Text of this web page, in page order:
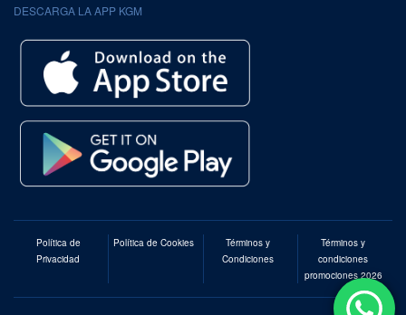
DESCARGA LA APP KGM
Política de
Privacidad
Política de Cookies
Términos y
Condiciones
Términos y
condiciones
promociones 2026